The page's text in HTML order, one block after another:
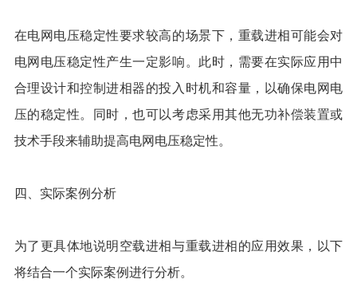
在电网电压稳定性要求较高的场景下，重载进相可能会对
电网电压稳定性产生一定影响。此时，需要在实际应用中
合理设计和控制进相器的投入时机和容量，以确保电网电
压的稳定性。同时，也可以考虑采用其他无功补偿装置或
技术手段来辅助提高电网电压稳定性。
四、实际案例分析
为了更具体地说明空载进相与重载进相的应用效果，以下
将结合一个实际案例进行分析。